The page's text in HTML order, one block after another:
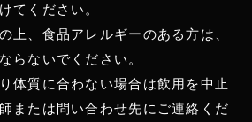
ング前に飲むと、飲まない時
ギーが持続するように感じま
てください。
上、食品アレルギーのある方は、
らないでください。
体質に合わない場合は飲用を中止
または問い合わせ先にご連絡くだ